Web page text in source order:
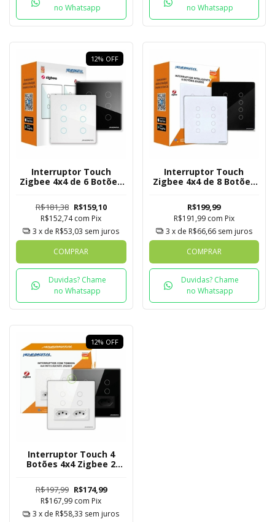
no Whatsapp
no Whatsapp
12% OFF
Interruptor Touch
Zigbee 4x4 de 6 Botões
R$181,38 R$159,10
R$152,74com Pix
3 x de R$53,03 sem juros
COMPRAR
Duvidas? Chame
no Whatsapp
Interruptor Touch
Zigbee 4x4 de 8 Botões
R$199,99
R$191,99 com Pix
3 x de R$66,66 sem juros
COMPRAR
Duvidas? Chame
no Whatsapp
12% OFF
Interruptor Touch 4
Botões 4x4 Zigbee 2
R$197,99 R$174,99
R$167,99 com Pix
3 x de R$58,33 sem juros